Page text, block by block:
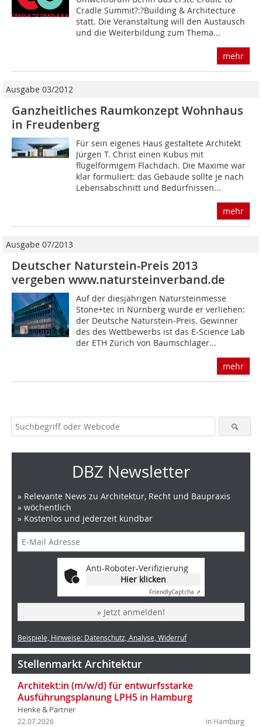
Cradle Summit?:?Building & Architecture
statt. Die Veranstaltung will den Austausch
und die Weiterbildung zum Thema...
mehr
Ausgabe 03/2012
Ganzheitliches Raumkonzept Wohnhaus
in Freudenberg
Für sein eigenes Haus gestaltete Architekt
Jürgen T. Christ einen Kubus mit
flügelförmigem Flachdach. Die Maxime war
klar formuliert: das Gebäude sollte je nach
Lebensabschnitt und Bedürfnissen...
mehr
Ausgabe 07/2013
Deutscher Naturstein-Preis 2013
vergeben www.natursteinverband.de
Auf der diesjährigen Natursteinmesse
Stone+tec in Nürnberg wurde er verliehen:
der Deutsche Naturstein-Preis. Gewinner
des des Wettbewerbs ist das E-Science Lab
der ETH Zürich von Baumschlager...
mehr
DBZ Newsletter
» Relevante News zu Architektur, Recht und Baupraxis
» wöchentlich
» Kostenlos und jederzeit kündbar
Anti-Roboter-Verifizierung
Hier klicken
FriendlyCaptcha ⇗
» Jetzt anmelden!
Beispiele, Hinweise: Datenschutz, Analyse, Widerruf
Stellenmarkt Architektur
Architekt:in (m/w/d) für entwurfsstarke
Ausführungsplanung LPH5 in Hamburg
Henke & Partner
in Hamburg
22.07.2026